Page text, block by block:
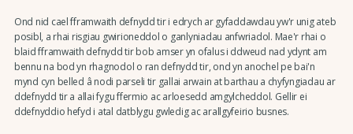
Ond nid cael fframwaith defnydd tir i edrych ar gyfaddawdau yw'r unig ateb
posibl, a rhai risgiau gwirioneddol o ganlyniadau anfwriadol. Mae'r rhai o
blaid fframwaith defnydd tir bob amser yn ofalus i ddweud nad ydynt am
bennu na bod yn rhagnodol o ran defnydd tir, ond yn anochel pe bai'n
mynd cyn belled â nodi parseli tir gallai arwain at barthau a chyfyngiadau ar
ddefnydd tir a allai fygu ffermio ac arloesedd amgylcheddol. Gellir ei
ddefnyddio hefyd i atal datblygu gwledig ac arallgyfeirio busnes.